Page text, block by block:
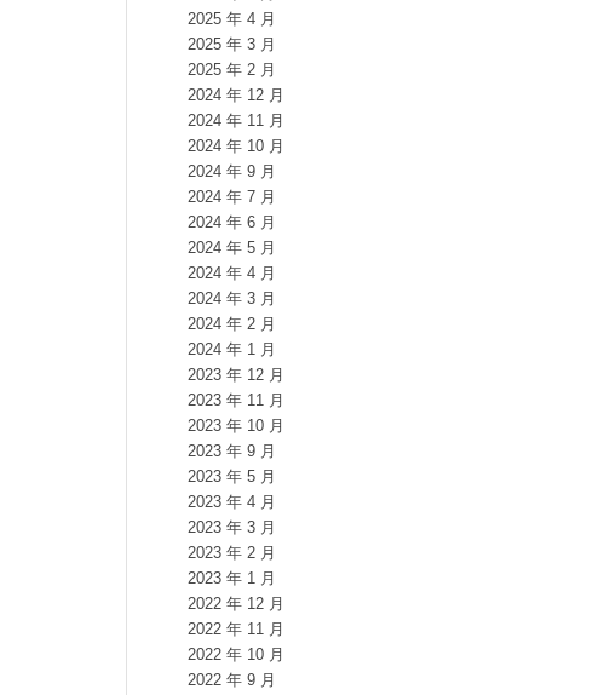
2025 年 4 月
2025 年 3 月
2025 年 2 月
2024 年 12 月
2024 年 11 月
2024 年 10 月
2024 年 9 月
2024 年 7 月
2024 年 6 月
2024 年 5 月
2024 年 4 月
2024 年 3 月
2024 年 2 月
2024 年 1 月
2023 年 12 月
2023 年 11 月
2023 年 10 月
2023 年 9 月
2023 年 5 月
2023 年 4 月
2023 年 3 月
2023 年 2 月
2023 年 1 月
2022 年 12 月
2022 年 11 月
2022 年 10 月
2022 年 9 月